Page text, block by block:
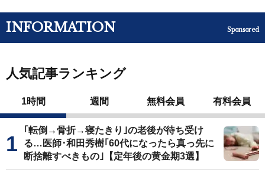
INFORMATION Sponsored
人気記事ランキング
1時間 週間 無料会員 有料会員
｢転倒→骨折→寝たきり｣の老後が待ち受け
る…医師･和田秀樹｢60代になったら真っ先に
断捨離すべきもの｣【定年後の黄金期3選】